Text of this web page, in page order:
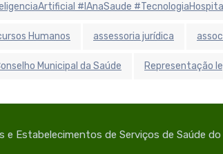
#IAnaSaude
Humanos assessoria jurídica
Municipal da Saúde Representação
Estabelecimentos de Serviços de Saúde do